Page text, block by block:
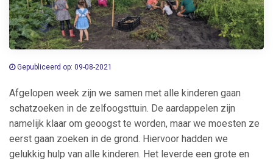
Gepubliceerd op: 09-08-2021
Afgelopen week zijn we samen met alle kinderen gaan
schatzoeken in de zelfoogsttuin. De aardappelen zijn
namelijk klaar om geoogst te worden, maar we moesten ze
eerst gaan zoeken in de grond. Hiervoor hadden we
gelukkig hulp van alle kinderen. Het leverde een grote en